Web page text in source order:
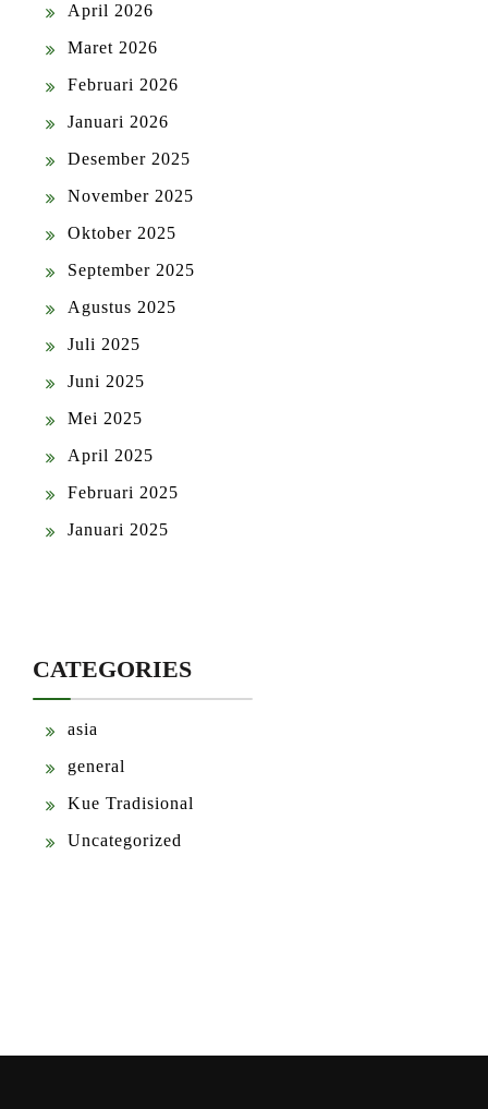
April 2026
Maret 2026
Februari 2026
Januari 2026
Desember 2025
November 2025
Oktober 2025
September 2025
Agustus 2025
Juli 2025
Juni 2025
Mei 2025
April 2025
Februari 2025
Januari 2025
CATEGORIES
asia
general
Kue Tradisional
Uncategorized